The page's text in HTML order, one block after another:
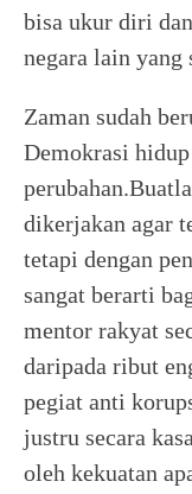
bisa ukur diri
negara lain yang
Zaman sudah
Demokrasi
dikerjakan agar
tetapi dengan
sangat berarti
mentor rakyat
daripada ribut
pegiat anti
justru secara
oleh kekuatan